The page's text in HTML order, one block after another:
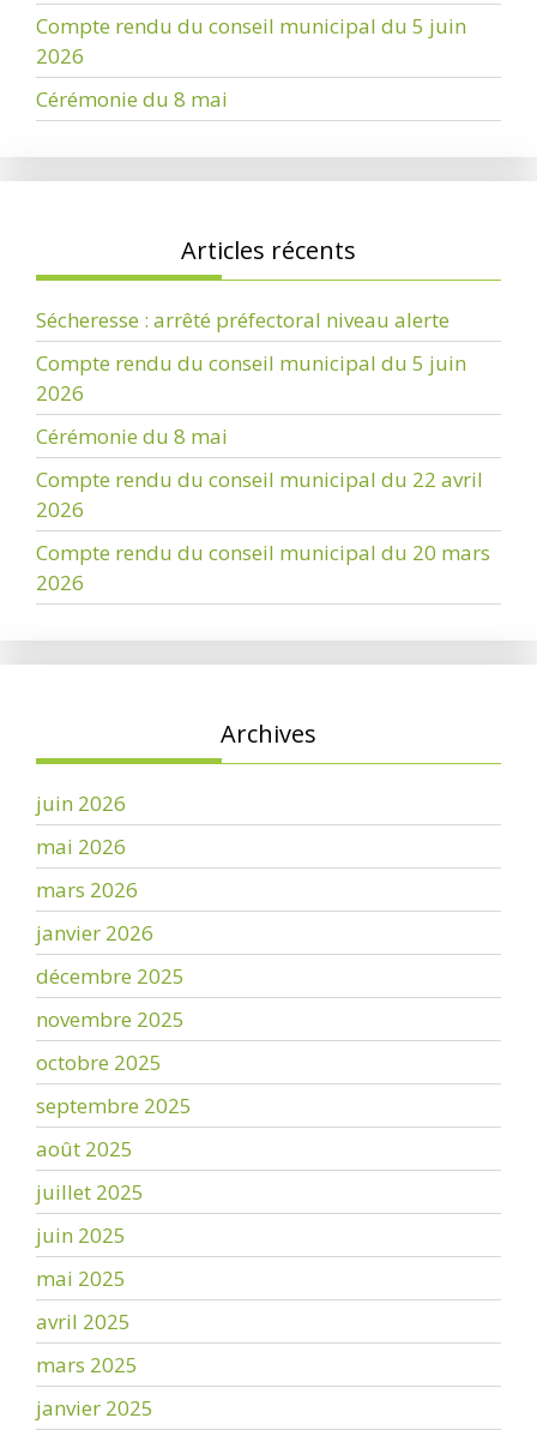
Compte rendu du conseil municipal du 5 juin
2026
Cérémonie du 8 mai
Articles récents
Sécheresse : arrêté préfectoral niveau alerte
Compte rendu du conseil municipal du 5 juin
2026
Cérémonie du 8 mai
Compte rendu du conseil municipal du 22 avril
2026
Compte rendu du conseil municipal du 20 mars
2026
Archives
juin 2026
mai 2026
mars 2026
janvier 2026
décembre 2025
novembre 2025
octobre 2025
septembre 2025
août 2025
juillet 2025
juin 2025
mai 2025
avril 2025
mars 2025
janvier 2025